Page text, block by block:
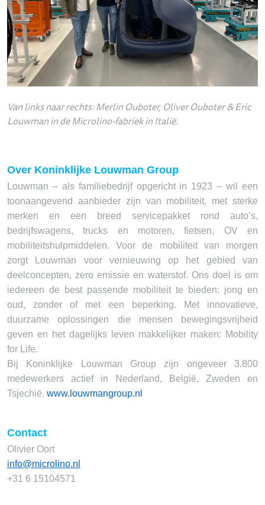
Van links naar rechts: Merlin Ouboter, Oliver Ouboter & Eric
Louwman in de Microlino-fabriek in Italië.
Over Koninklijke Louwman Group
Louwman – als familiebedrijf opgericht in 1923 – wil een
toonaangevend aanbieder zijn van mobiliteit, met sterke
merken en een breed servicepakket rond auto’s,
bedrijfswagens, trucks en motoren, fietsen, OV en
mobiliteitshulpmiddelen. Voor de mobiliteit van morgen
zorgt Louwman voor vernieuwing op het gebied van
deelconcepten, zero emissie en waterstof. Ons doel is om
iedereen de best passende mobiliteit te bieden: jong en
oud, zonder of met een beperking. Met innovatieve,
duurzame oplossingen die mensen bewegingsvrijheid
geven en het dagelijks leven makkelijker maken: Mobility
for Life.
Bij Koninklijke Louwman Group zijn ongeveer 3.800
medewerkers actief in Nederland, België, Zweden en
Tsjechië. www.louwmangroup.nl
Contact
Olivier Oort
info@microlino.nl
+31 6 15104571